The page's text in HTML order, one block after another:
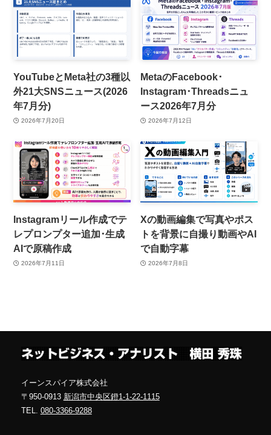
YouTubeとMeta社の3種以
外21大SNSニュース(2026
年7月分)
2026年7月20日
MetaのFacebook･
Instagram･Threadsニュ
ース2026年7月分
2026年7月12日
Instagramリール作成でテ
レプロンプター追加･生成
AIで原稿作成
2026年7月11日
Xの動画編集で写真やポス
トを背景に自撮り動画やAI
で自動字幕
2026年7月8日
イーンスパイア株式会社
〒950-0913 新潟市中央区鐙1-1-22-1115
TEL. 080-3366-9288